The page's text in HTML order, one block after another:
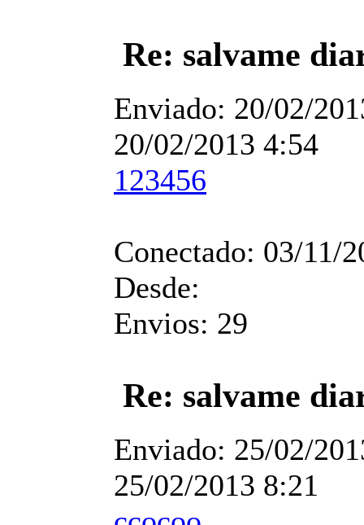
Re: salvame
Enviado: 20/02/
20/02/2013 4:54
123456
Conectado: 03/11/
Desde:
Envios: 29
Re: salvame
Enviado: 25/02/
25/02/2013 8:21